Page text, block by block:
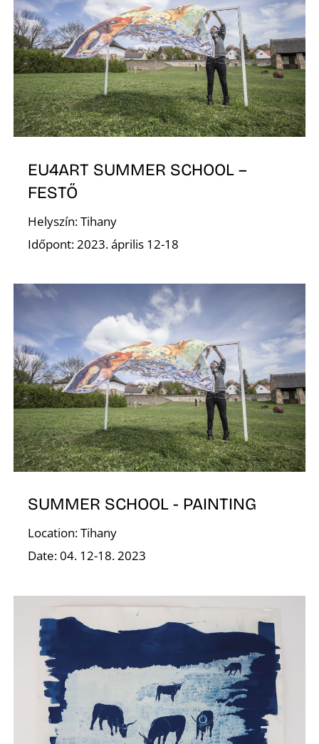
EU4ART SUMMER SCHOOL –
FESTŐ
Helyszín: Tihany
Időpont: 2023. április 12-18
SUMMER SCHOOL - PAINTING
Location: Tihany
Date: 04. 12-18. 2023